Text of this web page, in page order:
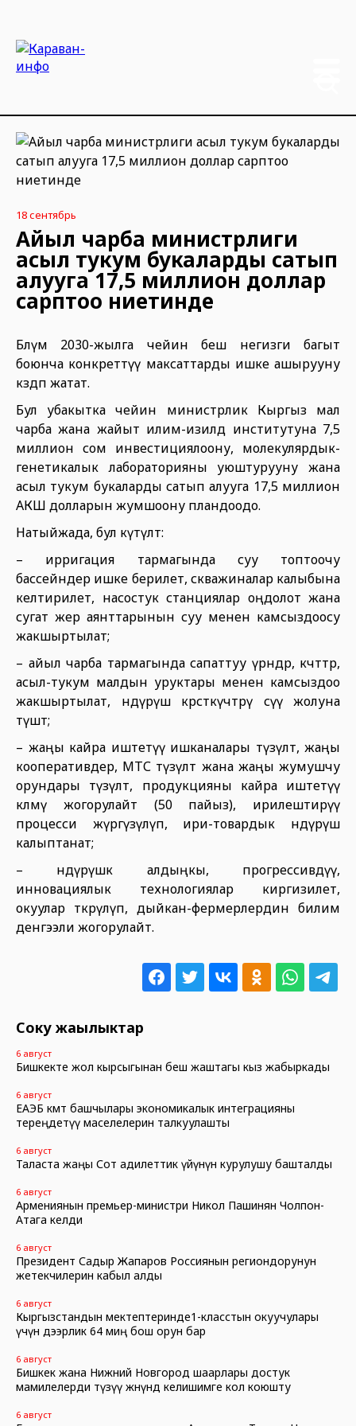
18 сентябрь
Айыл чарба министрлиги
асыл тукум букаларды сатып
алууга 17,5 миллион доллар
сарптоо ниетинде
Бөлүм 2030-жылга чейин беш негизги багыт
боюнча конкреттүү максаттарды ишке ашырууну
көздөп жатат.
Бул убакытка чейин министрлик Кыргыз мал
чарба жана жайыт илим-изилдөө институтуна 7,5
миллион сом инвестициялоону, молекулярдык-
генетикалык лабораторияны уюштурууну жана
асыл тукум букаларды сатып алууга 17,5 миллион
АКШ долларын жумшоону пландоодо.
Натыйжада, бул күтүлөт:
– ирригация тармагында суу топтоочу
бассейндер ишке берилет, скважиналар калыбына
келтирилет, насостук станциялар оңдолот жана
сугат жер аянттарынын суу менен камсыздоосу
жакшыртылат;
– айыл чарба тармагында сапаттуу үрөндөр, көчөттөр,
асыл-тукум малдын уруктары менен камсыздоо
жакшыртылат, өндүрүш көрсөткүчтөрү өсүү жолуна
түшөт;
– жаңы кайра иштетүү ишканалары түзүлөт, жаңы
кооперативдер, МТС түзүлөт жана жаңы жумушчу
орундары түзүлөт, продукцияны кайра иштетүү
көлөмү жогорулайт (50 пайыз), ирилештирүү
процесси жүргүзүлүп, ири-товардык өндүрүш
калыптанат;
– өндүрүшкө алдыңкы, прогрессивдүү,
инновациялык технологиялар киргизилет,
окуулар өткөрүлүп, дыйкан-фермерлердин билим
денгээли жогорулайт.
Соңку жаңылыктар
6 август
Бишкекте жол кырсыгынан беш жаштагы кыз жабыркады
6 август
ЕАЭБ өкмөт башчылары экономикалык интеграцияны
тереңдетүү маселелерин талкуулашты
6 август
Таласта жаңы Сот адилеттик үйүнүн курулушу башталды
6 август
Армениянын премьер-министри Никол Пашинян Чолпон-
Атага келди
6 август
Президент Садыр Жапаров Россиянын региондорунун
жетекчилерин кабыл алды
6 август
Кыргызстандын мектептеринде1-класстын окуучулары
үчүн дээрлик 64 миң бош орун бар
6 август
Бишкек жана Нижний Новгород шаарлары достук
мамилелерди түзүү жөнүндө келишимге кол коюшту
6 август